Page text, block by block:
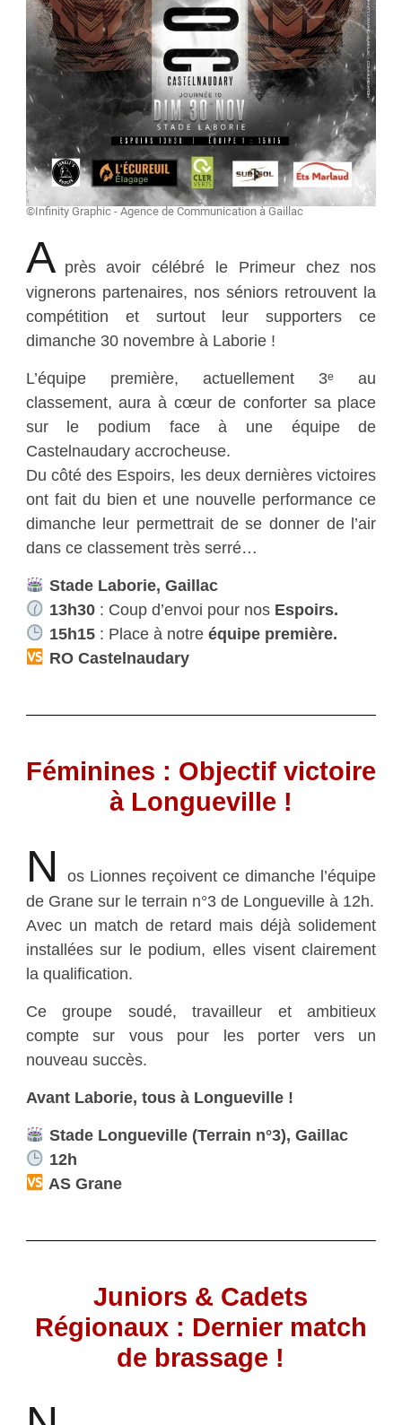
©Infinity Graphic - Agence de Communication à Gaillac
A près avoir célébré le Primeur chez nos
vignerons partenaires, nos séniors retrouvent la
compétition et surtout leur supporters ce
dimanche 30 novembre à Laborie !
L’équipe première, actuellement 3ᵉ au
classement, aura à cœur de conforter sa place
sur le podium face à une équipe de
Castelnaudary accrocheuse.
Du côté des Espoirs, les deux dernières victoires
ont fait du bien et une nouvelle performance ce
dimanche leur permettrait de se donner de l’air
dans ce classement très serré…
Stade Laborie, Gaillac
13h30: Coup d’envoi pour nos Espoirs.
15h15: Place à notre équipe première.
RO Castelnaudary
Féminines : Objectif victoire
à Longueville !
N
os Lionnes reçoivent ce dimanche l’équipe
de Grane sur le terrain n°3 de Longueville à 12h.
Avec un match de retard mais déjà solidement
installées sur le podium, elles visent clairement
la qualification.
Ce groupe soudé, travailleur et ambitieux
compte sur vous pour les porter vers un
nouveau succès.
Avant Laborie, tous à Longueville !
Stade Longueville (Terrain n°3), Gaillac
12h
AS Grane
Juniors & Cadets
Régionaux : Dernier match
de brassage !